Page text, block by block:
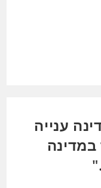
ענייה